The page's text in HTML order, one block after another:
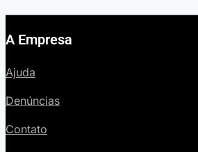
A Empresa
Ajuda
Denúncias
Contato